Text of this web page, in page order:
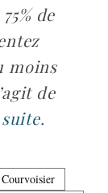
de
moins
de